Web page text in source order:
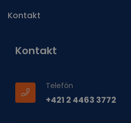
Kontakt
Kontakt
Telefón
+421 2 4463 3772